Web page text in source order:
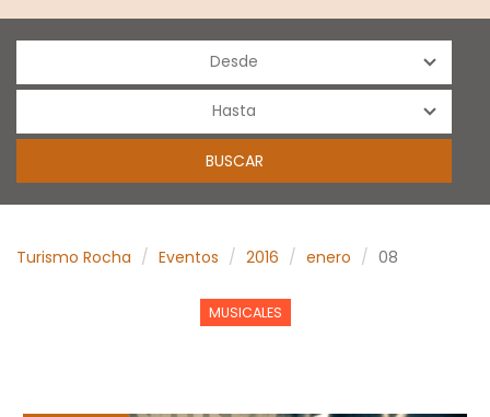
Turismo Rocha Eventos 2016 enero 08
MUSICALES